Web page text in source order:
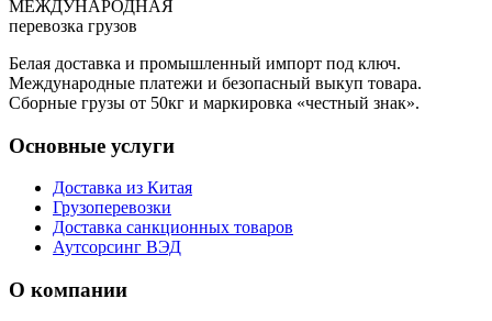
МЕЖДУНАРОДНАЯ
перевозка грузов
Белая доставка и промышленный импорт под ключ.
Международные платежи и безопасный выкуп товара.
Сборные грузы от 50кг и маркировка «честный знак».
Основные услуги
Доставка из Китая
Грузоперевозки
Доставка санкционных товаров
Аутсорсинг ВЭД
О компании